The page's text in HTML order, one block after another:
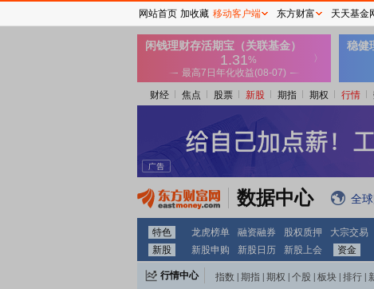
财经 焦点 股票 新股 期指 期权 行情
数据中心 全
特色 龙虎榜单 融资融券 股权质押 大宗交易
新股
新股申购 新股日历 新股上会 资金
行情中心 指数 期指 期权 个股 板块 排行
网站首页 加收藏 移动客户端 东方财富 天天基金